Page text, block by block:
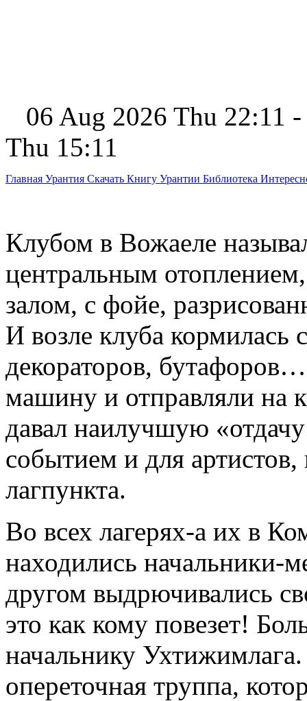
06 Aug 2026 Thu 22:11
Thu 15:11
Главная Урантия Скачать Книгу Урантии Библиотека
Клубом в Вожаеле
центральным
залом, с фойе,
И возле клуба кормилась
декораторов,
машину и отправляли на
давал наилучшую
событием и для
лагпункта.
Во всех лагерях-а их в
находились начальники-
другом выдрючивались
это как кому повезет!
начальнику
опереточная труппа,